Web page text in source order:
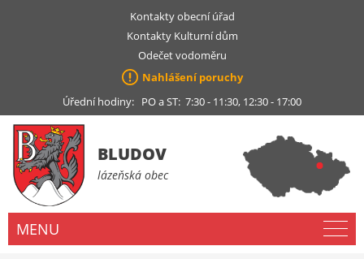
Kontakty obecní úřad
Kontakty Kulturní dům
Odečet vodoměru
Nahlášení poruchy
Úřední hodiny: PO a ST: 7:30 - 11:30, 12:30 - 17:00
BLUDOV
lázeňská obec
MENU